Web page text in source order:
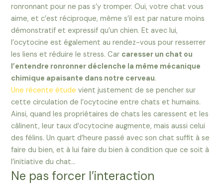
ronronnant pour ne pas s’y tromper. Oui, votre chat vous
aime, et c’est réciproque, même s’il est par nature moins
démonstratif et expressif qu’un chien. Et avec lui,
l’ocytocine est également au rendez-vous pour resserrer
les liens et réduire le stress. Car caresser un chat ou
l’entendre ronronner déclenche la même mécanique
chimique apaisante dans notre cerveau.
Une récente étude vient justement de se pencher sur
cette circulation de l’ocytocine entre chats et humains.
Ainsi, quand les propriétaires de chats les caressent et les
câlinent, leur taux d’ocytocine augmente, mais aussi celui
des félins. Un quart d’heure passé avec son chat suffit à se
faire du bien, et à lui faire du bien à condition que ce soit à
l’initiative du chat…
Ne pas forcer l’interaction